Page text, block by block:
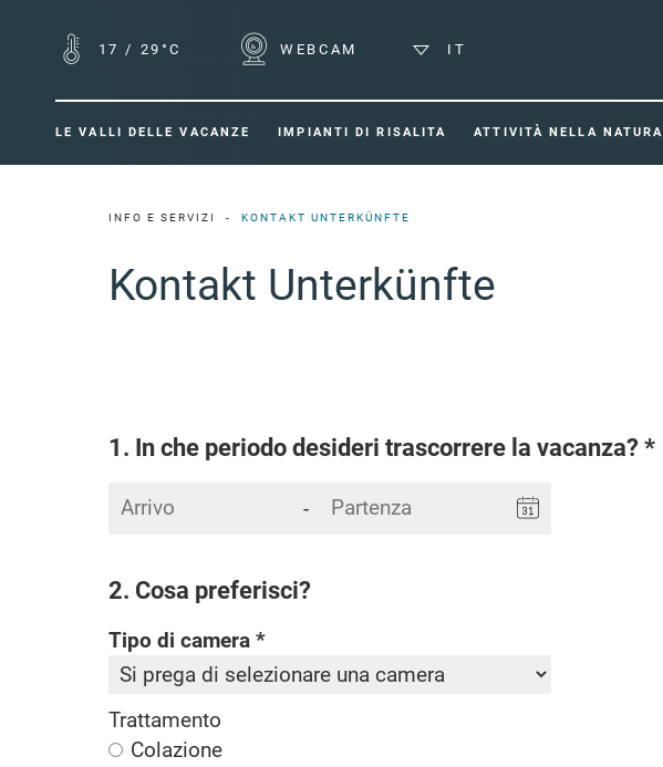
17 / 29°C WEBCAM IT
LE VALLI DELLE VACANZE IMPIANTI DI RISALITA ATTIVITÀ NELLA NATURA
INFO E SERVIZI KONTAKT UNTERKÜNFTE
Kontakt Unterkünfte
1. In che periodo desideri trascorrere la vacanza? *
-
2. Cosa preferisci?
Tipo di camera
Trattamento
Colazione